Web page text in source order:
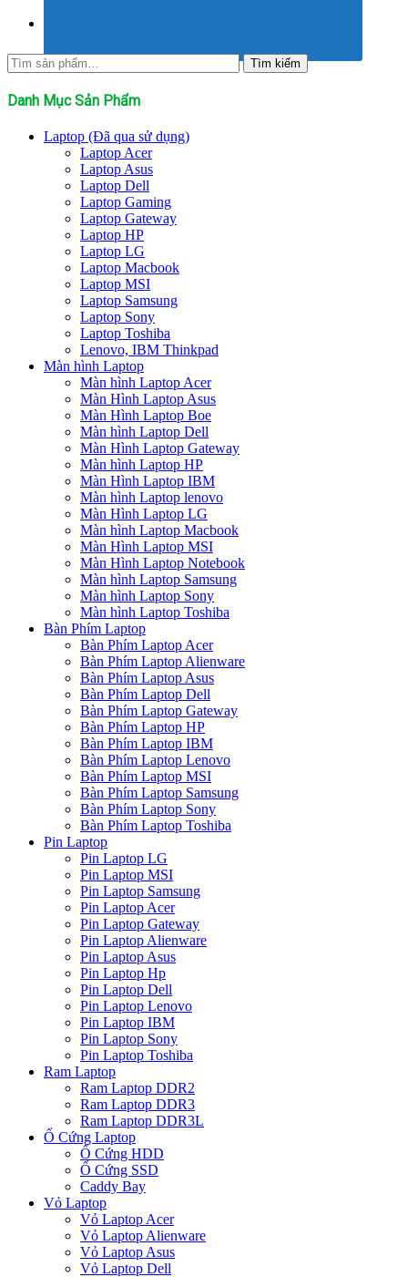
Tìm
kiếm:
Tìm kiếm
Danh Mục Sản Phẩm
Laptop (Đã qua sử dụng)
Laptop Acer
Laptop Asus
Laptop Dell
Laptop Gaming
Laptop Gateway
Laptop HP
Laptop LG
Laptop Macbook
Laptop MSI
Laptop Samsung
Laptop Sony
Laptop Toshiba
Lenovo, IBM Thinkpad
Màn hình Laptop
Màn hình Laptop Acer
Màn Hình Laptop Asus
Màn Hình Laptop Boe
Màn hình Laptop Dell
Màn Hình Laptop Gateway
Màn hình Laptop HP
Màn Hình Laptop IBM
Màn hình Laptop lenovo
Màn Hình Laptop LG
Màn hình Laptop Macbook
Màn Hình Laptop MSI
Màn Hình Laptop Notebook
Màn hình Laptop Samsung
Màn hình Laptop Sony
Màn hình Laptop Toshiba
Bàn Phím Laptop
Bàn Phím Laptop Acer
Bàn Phím Laptop Alienware
Bàn Phím Laptop Asus
Bàn Phím Laptop Dell
Bàn Phím Laptop Gateway
Bàn Phím Laptop HP
Bàn Phím Laptop IBM
Bàn Phím Laptop Lenovo
Bàn Phím Laptop MSI
Bàn Phím Laptop Samsung
Bàn Phím Laptop Sony
Bàn Phím Laptop Toshiba
Pin Laptop
Pin Laptop LG
Pin Laptop MSI
Pin Laptop Samsung
Pin Laptop Acer
Pin Laptop Gateway
Pin Laptop Alienware
Pin Laptop Asus
Pin Laptop Hp
Pin Laptop Dell
Pin Laptop Lenovo
Pin Laptop IBM
Pin Laptop Sony
Pin Laptop Toshiba
Ram Laptop
Ram Laptop DDR2
Ram Laptop DDR3
Ram Laptop DDR3L
Ổ Cứng Laptop
Ổ Cứng HDD
Ổ Cứng SSD
Caddy Bay
Vỏ Laptop
Vỏ Laptop Acer
Vỏ Laptop Alienware
Vỏ Laptop Asus
Vỏ Laptop Dell